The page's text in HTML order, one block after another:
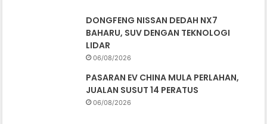
DONGFENG NISSAN DEDAH NX7
BAHARU, SUV DENGAN TEKNOLOGI
LIDAR
06/08/2026
PASARAN EV CHINA MULA PERLAHAN,
JUALAN SUSUT 14 PERATUS
06/08/2026